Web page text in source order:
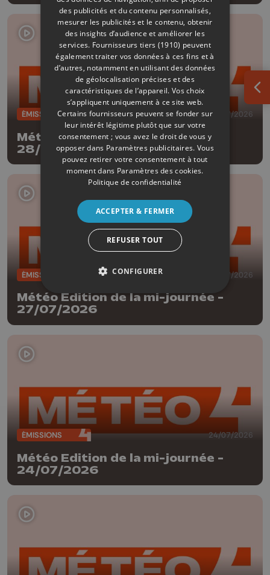
ÉMISSIONS 28/07/2026
Météo Edition de la mi-journée -
28/07/2026
ÉMISSIONS 27/07/2026
Météo Edition de la mi-journée -
27/07/2026
ÉMISSIONS 24/07/2026
Météo Edition de la mi-journée -
24/07/2026
des publicités et du contenu personnalisés,
mesurer les publicités et le contenu, obtenir
des insights d’audience et améliorer les
services. Fournisseurs tiers (1910) peuvent
également traiter vos données à ces fins et à
d’autres, notamment en utilisant des données
de géolocalisation précises et des
caractéristiques de l’appareil. Vos choix
s’appliquent uniquement à ce site web.
Certains fournisseurs peuvent se fonder sur
leur intérêt légitime plutôt que sur votre
consentement ; vous avez le droit de vous y
opposer dans Paramètres publicitaires. Vous
pouvez retirer votre consentement à tout
moment dans Paramètres des cookies.
Politique de confidentialité
ACCEPTER & FERMER
REFUSER TOUT
CONFIGURER